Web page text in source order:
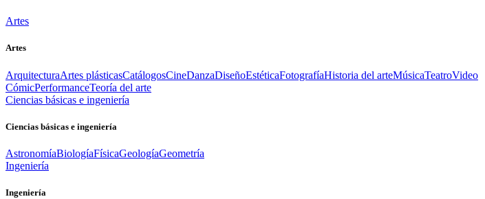
Artes
Artes
ArquitecturaArtes plásticasCatálogosCineDanzaDiseñoEstéticaFotografíaHistoria del arteMúsicaTeatroVideo
CómicPerformanceTeoría del arte
Ciencias básicas e ingeniería
Ciencias básicas e ingeniería
AstronomíaBiologíaFísicaGeologíaGeometría
Ingeniería
Ingeniería